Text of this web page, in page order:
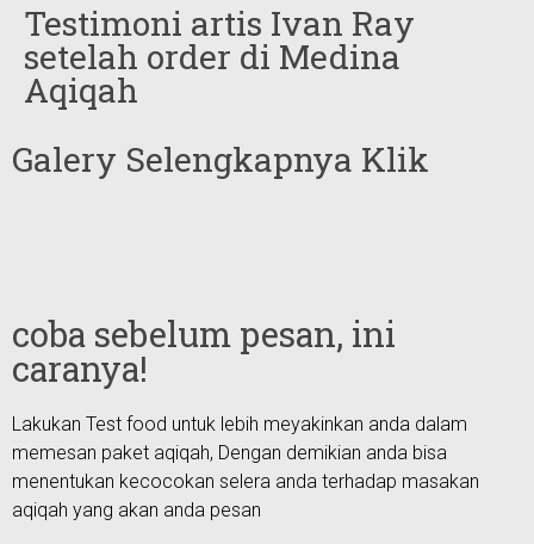
Testimoni artis Ivan Ray
setelah order di Medina
Aqiqah
Galery Selengkapnya Klik
coba sebelum pesan, ini
caranya!
Lakukan Test food untuk lebih meyakinkan anda dalam
memesan paket aqiqah, Dengan demikian anda bisa
menentukan kecocokan selera anda terhadap masakan
aqiqah yang akan anda pesan